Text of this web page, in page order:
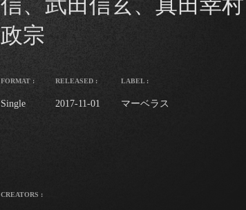
政宗
FORMAT :
Single
RELEASED :
2017-11-01
LABEL :
マーベラス
CREATORS :